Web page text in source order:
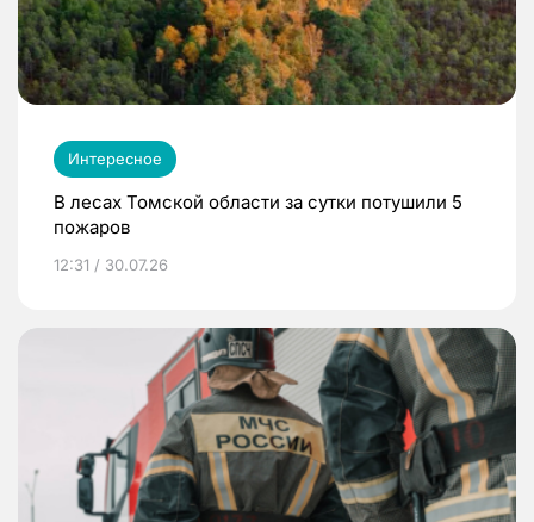
Интересное
В лесах Томской области за сутки потушили 5
пожаров
12:31 / 30.07.26